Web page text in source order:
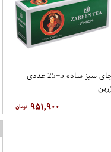
چای سبز ساده 5+25 عددی
۹۵۱,۹۰۰